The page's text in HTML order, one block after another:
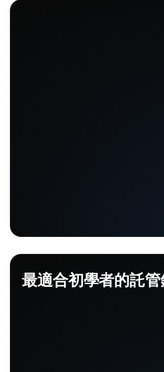
最適合初學者的託